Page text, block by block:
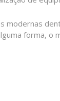
modernas
forma, o